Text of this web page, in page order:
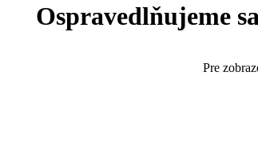
Ospravedlňujeme
Pre